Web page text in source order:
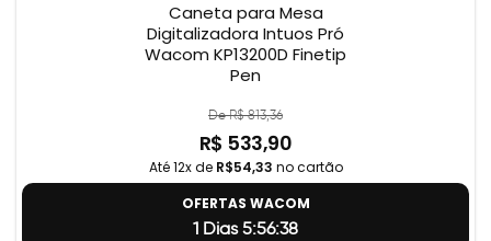
Caneta para Mesa
Digitalizadora Intuos Pró
Wacom KP13200D Finetip
Pen
De R$ 813,36
R$ 533,90
Até 12x de R$54,33 no cartão
OFERTAS WACOM
1 Dias 5:56:37